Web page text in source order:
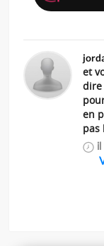
et
dire
en
pas